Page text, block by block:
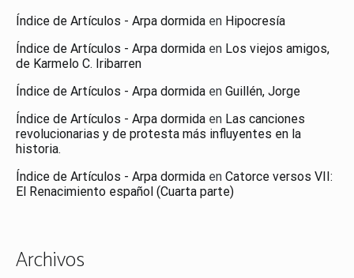
Índice de Artículos - Arpa dormida en Hipocresía
Índice de Artículos - Arpa dormida en Los viejos amigos,
de Karmelo C. Iribarren
Índice de Artículos - Arpa dormida en Guillén, Jorge
Índice de Artículos - Arpa dormida en Las canciones
revolucionarias y de protesta más influyentes en la
historia.
Índice de Artículos - Arpa dormida en Catorce versos VII:
El Renacimiento español (Cuarta parte)
Archivos